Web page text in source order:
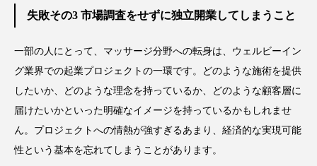
睡眠 美容 金木犀 睡眠美容 秋
秋 冷え 筋膜 精油 素髪ケア やり方
失敗その3 市場調査をせずに独立開業してしまうこと
一部の人にとって、マッサージ分野への転身は、ウェルビーイン
グ業界での起業プロジェクトの一環です。どのような施術を提供
したいか、どのような理念を持っているか、どのような顧客層に
届けたいかといった明確なイメージを持っているかもしれませ
ん。プロジェクトへの情熱が強すぎるあまり、経済的な実現可能
性という基本を忘れてしまうことがあります。